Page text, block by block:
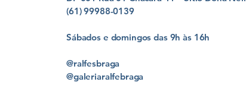
(61) 99988-0139
Sábados e domingos das 9h às 16h
@ralfesbraga
@galeriaralfebraga